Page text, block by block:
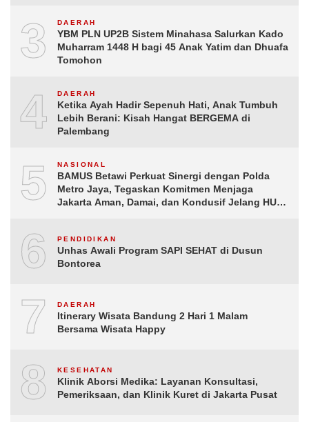
3 DAERAH
YBM PLN UP2B Sistem Minahasa Salurkan Kado
Muharram 1448 H bagi 45 Anak Yatim dan Dhuafa
Tomohon
4 DAERAH
Ketika Ayah Hadir Sepenuh Hati, Anak Tumbuh
Lebih Berani: Kisah Hangat BERGEMA di
Palembang
5 NASIONAL
BAMUS Betawi Perkuat Sinergi dengan Polda
Metro Jaya, Tegaskan Komitmen Menjaga
Jakarta Aman, Damai, dan Kondusif Jelang HUT
6 PENDIDIKAN
Unhas Awali Program SAPI SEHAT di Dusun
Bontorea
7 DAERAH
Itinerary Wisata Bandung 2 Hari 1 Malam
Bersama Wisata Happy
8 KESEHATAN
Klinik Aborsi Medika: Layanan Konsultasi,
Pemeriksaan, dan Klinik Kuret di Jakarta Pusat